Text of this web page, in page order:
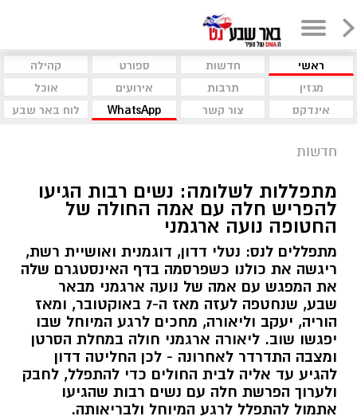
ראשי חדשות ספורט
קהילה
מגזין
תרבות אירועים
אוכל
אינדקס
צור קשר WhatsApp לוח באר שבע
חדשות
מתפללות לשלומה: נשים רבות הגיעו
להפריש חלה עם אמה החולה של
החטופה נועה ארגמני
מתפללים לנס: נטלי דדון, דוגמנית ואושיית רשת,
ריגשה את כולנו כשפרסמה בדף האינסטגרם שלה
את המפגש עם אמה של נועה ארגמני מבאר
שבע, שנחטפה לעזה מאז ה-7 באוקטובר, ומאז
הוריה, יעקב וליאורה, מחכים לרגע המיוחל שבו
יפגשו שוב. ליאורה ארגמני חולה במחלת הסרטן
ומצבה התדרדר לאחרונה - לכן החליטה דדון
להגיע עד אליה לבית החולים כדי להתפלל, לחבק
ולערוך הפרשת חלה עם נשים רבות שהגיעו
אתמול להתפלל לרגע המיוחל ולבריאותה.